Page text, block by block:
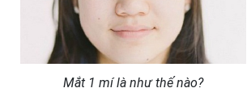
Mắt 1 mí là như thế nào?